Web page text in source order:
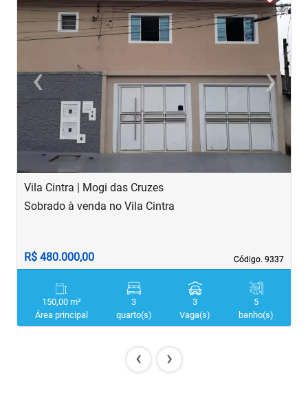
‹Previous ›Next
Vila Cintra | Mogi das Cruzes
Código. 9337
Código. 9337
Sobrado à venda no Vila Cintra
R$ 480.000,00
150,00 m²
Área principal
3
quarto(s)
3
Vaga(s)
5
banho(s)
‹ ›